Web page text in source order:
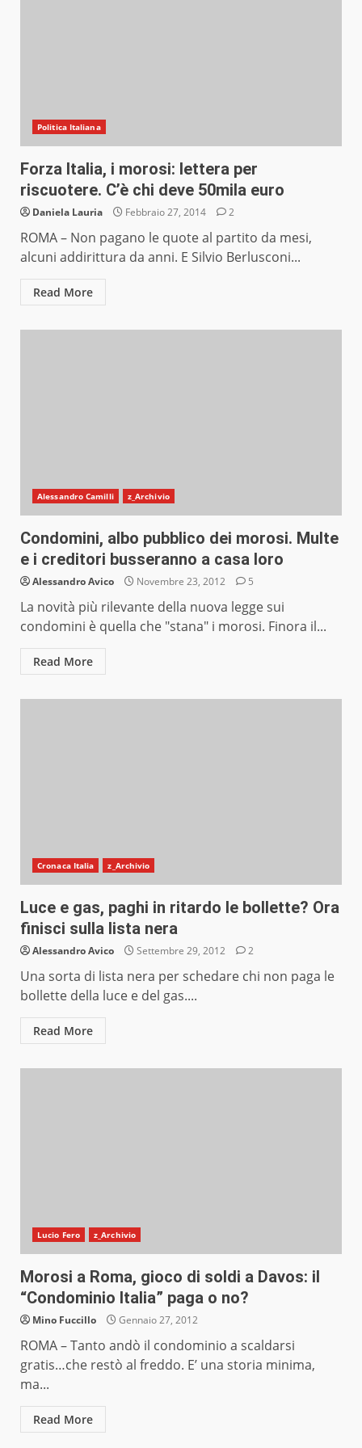
Politica Italiana
Forza Italia, i morosi: lettera per
riscuotere. C’è chi deve 50mila euro
Daniela Lauria Febbraio 27, 2014 2
ROMA – Non pagano le quote al partito da mesi,
alcuni addirittura da anni. E Silvio Berlusconi...
Read More
Alessandro Camilli z_Archivio
Condomini, albo pubblico dei morosi. Multe
e i creditori busseranno a casa loro
Alessandro Avico Novembre 23, 2012 5
La novità più rilevante della nuova legge sui
condomini è quella che "stana" i morosi. Finora il...
Read More
Cronaca Italia z_Archivio
Luce e gas, paghi in ritardo le bollette? Ora
finisci sulla lista nera
Alessandro Avico Settembre 29, 2012 2
Una sorta di lista nera per schedare chi non paga le
bollette della luce e del gas....
Read More
Lucio Fero z_Archivio
Morosi a Roma, gioco di soldi a Davos: il
“Condominio Italia” paga o no?
Mino Fuccillo Gennaio 27, 2012
ROMA – Tanto andò il condominio a scaldarsi
gratis…che restò al freddo. E’ una storia minima,
ma...
Read More